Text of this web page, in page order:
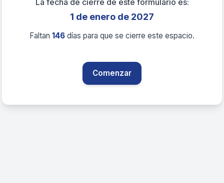
La fecha de cierre de este formulario es:
1 de enero de 2027
Faltan 146 días para que se cierre este espacio.
Comenzar